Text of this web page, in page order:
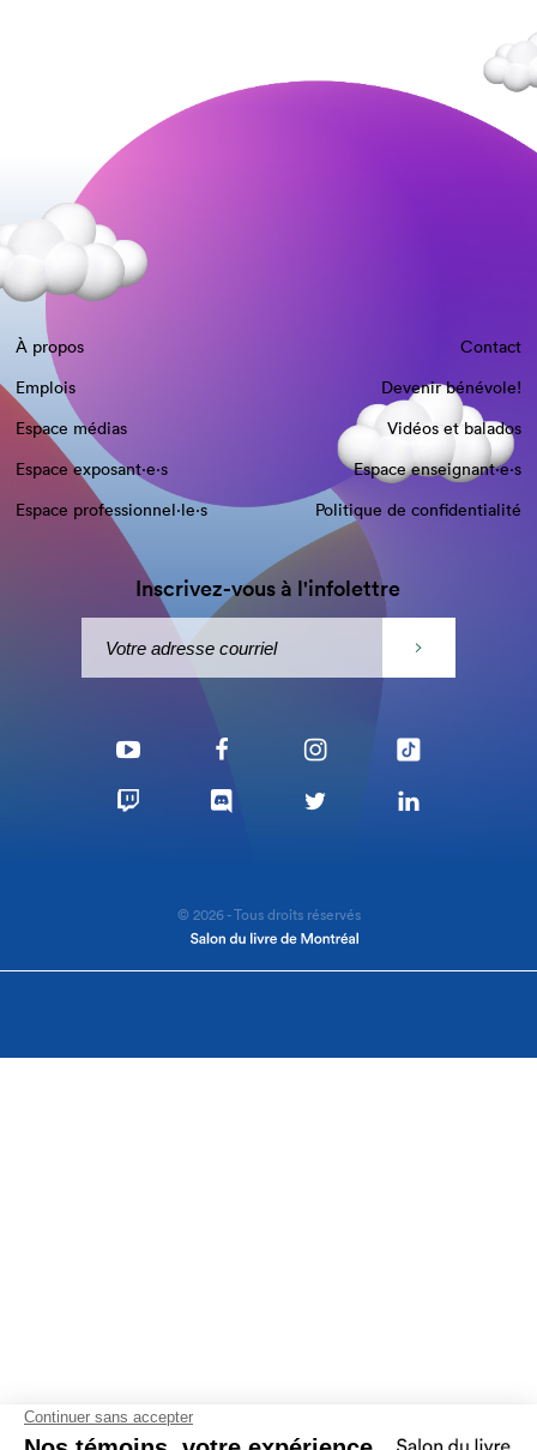
À propos
Contact
Emplois
Devenir bénévole!
Espace médias
Vidéos et balados
Espace exposant·e⋅s
Espace enseignant·e⋅s
Espace professionnel·le⋅s
Politique de confidentialité
Inscrivez-vous à l'infolettre
© 2026 - Tous droits réservés